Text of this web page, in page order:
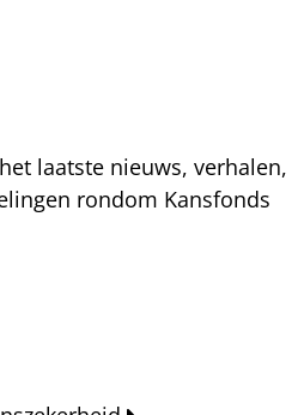
laatste nieuws, verhalen,
rondom Kansfonds